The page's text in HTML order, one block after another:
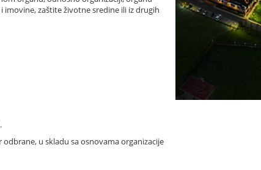
zaštite životne sredine ili iz drugih
u skladu sa osnovama organizacije